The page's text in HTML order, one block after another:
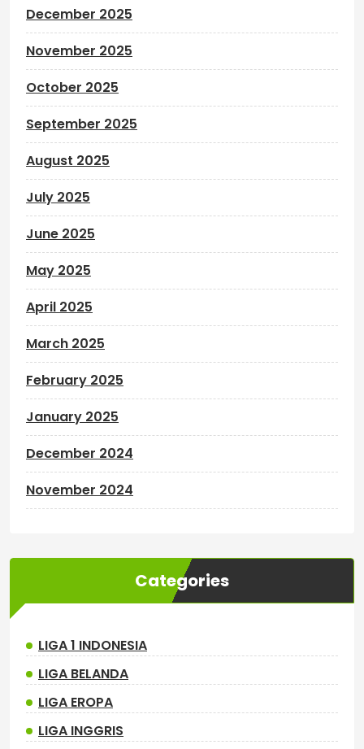
December 2025
November 2025
October 2025
September 2025
August 2025
July 2025
June 2025
May 2025
April 2025
March 2025
February 2025
January 2025
December 2024
November 2024
Categories
LIGA 1 INDONESIA
LIGA BELANDA
LIGA EROPA
LIGA INGGRIS